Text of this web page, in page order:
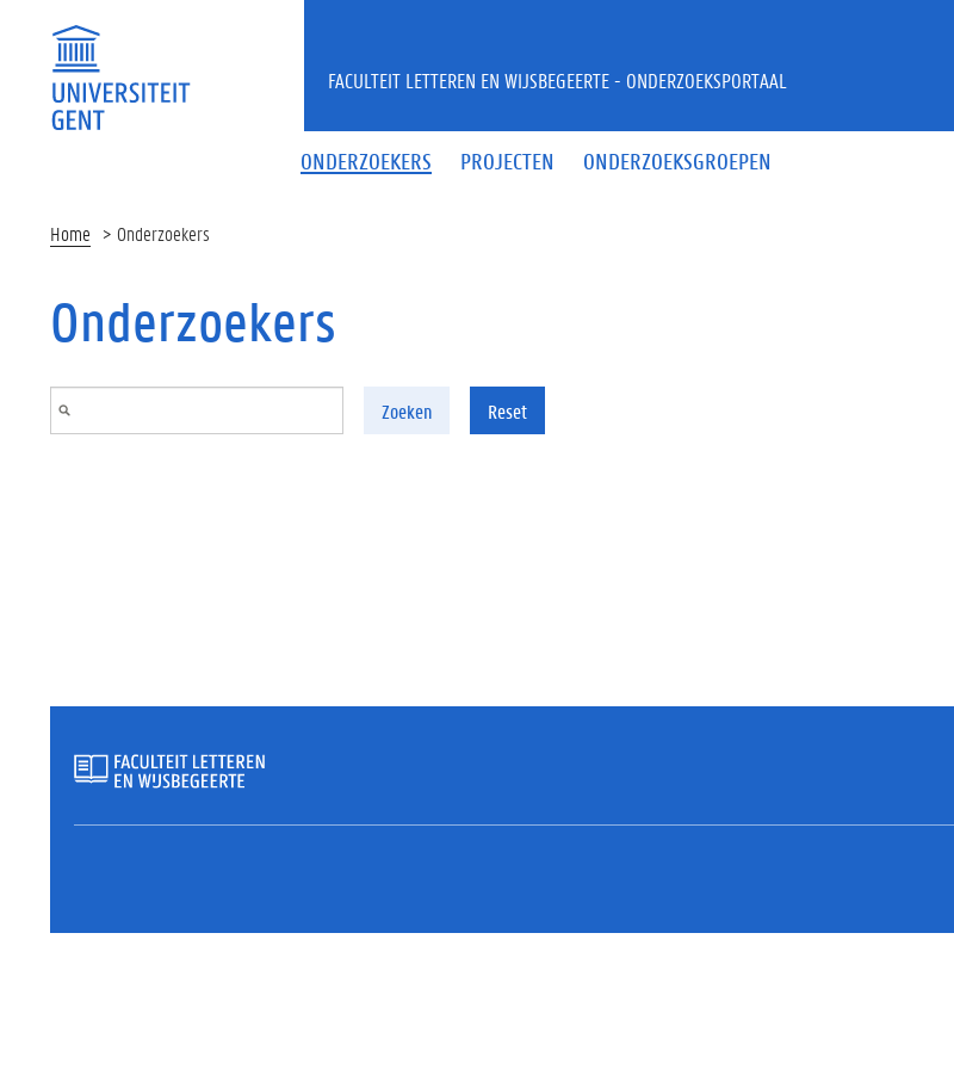
ONDERZOEKERS PROJECTEN ONDERZOEKSGROEPEN
FACULTEIT LETTEREN EN WIJSBEGEERTE - ONDERZOEKSPORTAAL
Home Onderzoekers
Onderzoekers
Zoeken Reset